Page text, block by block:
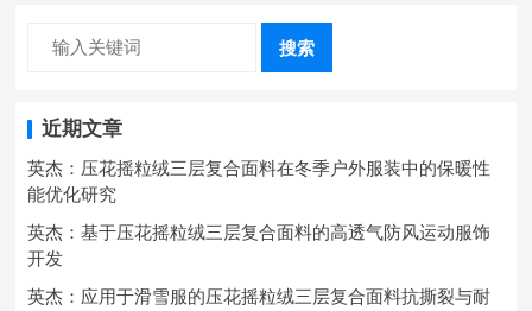
搜索
近期文章
英杰：压花摇粒绒三层复合面料在冬季户外服装中的保暖性
能优化研究
英杰：基于压花摇粒绒三层复合面料的高透气防风运动服饰
开发
英杰：应用于滑雪服的压花摇粒绒三层复合面料抗撕裂与耐